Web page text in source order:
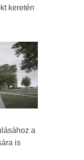
keretén
a
is